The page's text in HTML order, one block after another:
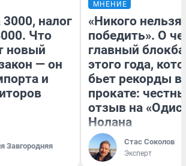
налог
Что
новый
— он
и
Завгородняя
МНЕНИЕ
«Никого нельзя
победить». О
главный
этого года,
бьет рекорды в
прокате:
отзыв на
Нолана
Стас Соколов
Эксперт